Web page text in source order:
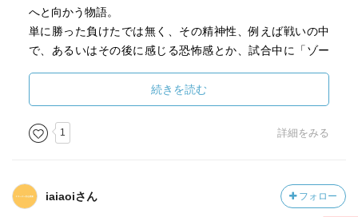
へと向かう物語。
単に勝った負けたでは無く、その精神性、例えば戦いの中
で、あるいはその後に感じる恐怖感とか、試合中に「ゾー
さらに他の3人のボクサーの試合もかなりのボリュームで描
かれ、加えてトレーナーあるいはファンや応援団の視点、
ボクシングの興行の裏側、さらにはルポルタージュを書く
る重厚な物語です。一方それゆえに最初に書いたように
「読んでも読んでも前に進まない感じ」になってしまいま
続きを読む
1 詳細をみる
iaiaoiさん フォロー